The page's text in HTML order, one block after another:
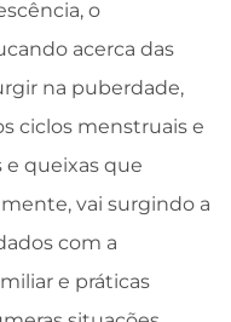
o
acerca das
na puberdade,
ciclos menstruais e
queixas que
vai surgindo a
com a
e práticas